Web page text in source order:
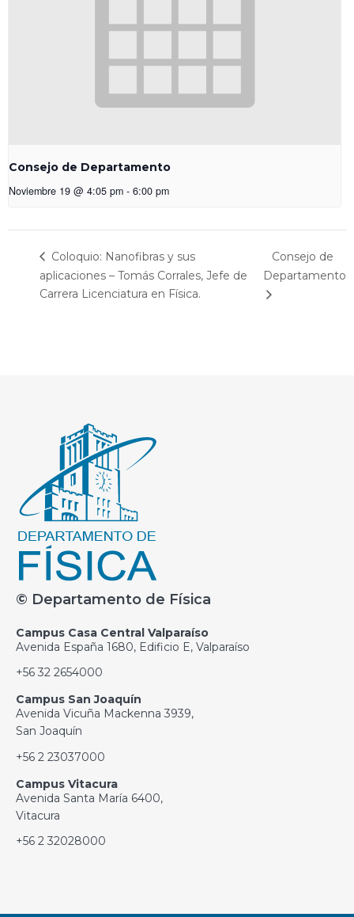
Consejo de Departamento
Noviembre 19 @ 4:05 pm - 6:00 pm
Coloquio: Nanofibras y sus
aplicaciones – Tomás Corrales, Jefe de
Carrera Licenciatura en Física.
Consejo de
Departamento
© Departamento de Física
Campus Casa Central Valparaíso
Avenida España 1680, Edificio E, Valparaíso
+56 32 2654000
Campus San Joaquín
Avenida Vicuña Mackenna 3939,
San Joaquín
+56 2 23037000
Campus Vitacura
Avenida Santa María 6400,
Vitacura
+56 2 32028000